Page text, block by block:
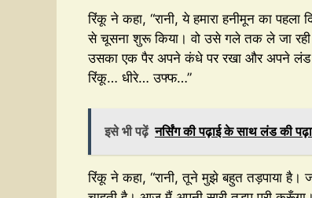
रिंकू ने कहा, “रानी, ये हमारा हनीमून का
से चूसना शुरू किया। वो उसे गले तक ले जा
उसका एक पैर अपने कंधे पर रखा और अपने लंड
रिंकू… धीरे… उफ्फ…”
इसे भी पढ़ें नर्सिंग की पढ़ाई के साथ लंड की
रिंकू ने कहा, “रानी, तूने मुझे बहुत तड़पाया है।